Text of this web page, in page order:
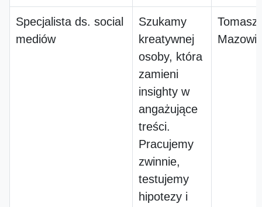
Specjalista ds. social
mediów
Szukamy
kreatywnej
osoby, która
zamieni
insighty w
angażujące
treści.
Pracujemy
zwinnie,
testujemy
hipotezy i